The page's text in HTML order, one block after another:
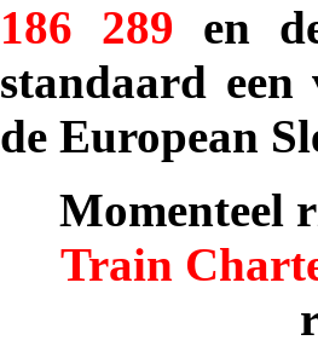
186 289 en
standaard
de European
Momenteel
Train